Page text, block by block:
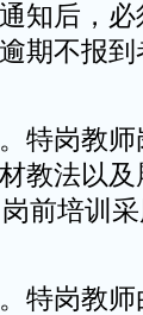
知后，
期不报
。特岗教
教法以
前培训
。特岗教